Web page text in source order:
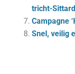
tricht-Sit­tard
Cam­pag­ne
Snel, veilig